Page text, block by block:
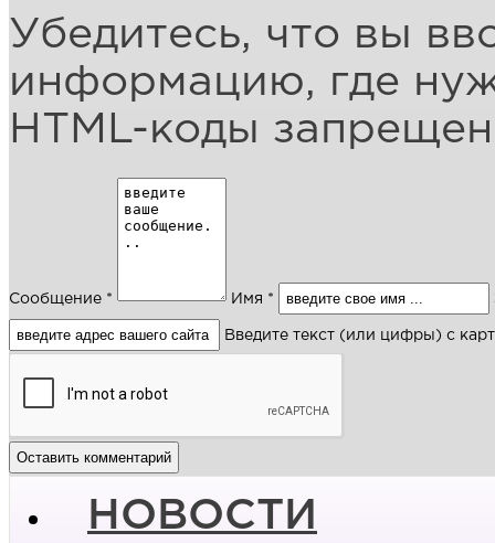
Убедитесь, что вы
информацию, где
HTML-коды
Сообщение * Имя *
Введите текст (или цифры) с
НОВОСТИ